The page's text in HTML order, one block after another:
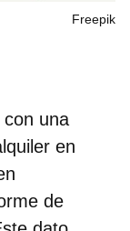
Freepik
una
en
de